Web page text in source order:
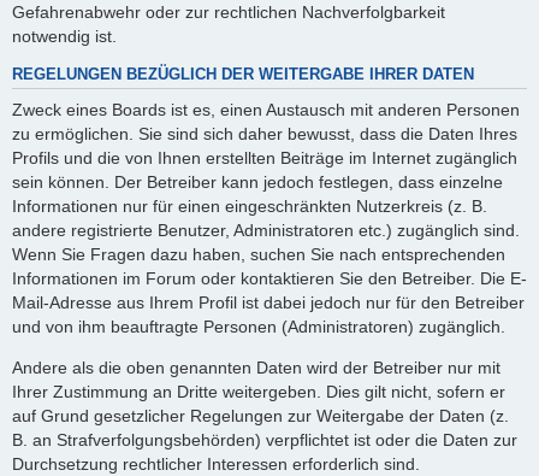
Gefahrenabwehr oder zur rechtlichen Nachverfolgbarkeit
notwendig ist.
REGELUNGEN BEZÜGLICH DER WEITERGABE IHRER DATEN
Zweck eines Boards ist es, einen Austausch mit anderen Personen
zu ermöglichen. Sie sind sich daher bewusst, dass die Daten Ihres
Profils und die von Ihnen erstellten Beiträge im Internet zugänglich
sein können. Der Betreiber kann jedoch festlegen, dass einzelne
Informationen nur für einen eingeschränkten Nutzerkreis (z. B.
andere registrierte Benutzer, Administratoren etc.) zugänglich sind.
Wenn Sie Fragen dazu haben, suchen Sie nach entsprechenden
Informationen im Forum oder kontaktieren Sie den Betreiber. Die E-
Mail-Adresse aus Ihrem Profil ist dabei jedoch nur für den Betreiber
und von ihm beauftragte Personen (Administratoren) zugänglich.
Andere als die oben genannten Daten wird der Betreiber nur mit
Ihrer Zustimmung an Dritte weitergeben. Dies gilt nicht, sofern er
auf Grund gesetzlicher Regelungen zur Weitergabe der Daten (z.
B. an Strafverfolgungsbehörden) verpflichtet ist oder die Daten zur
Durchsetzung rechtlicher Interessen erforderlich sind.